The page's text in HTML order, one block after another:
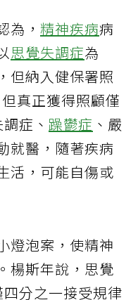
為， 精神疾病病
思覺失調症為
但納入健保署照
真正獲得照顧僅
症、 躁鬱症 、嚴
就醫，隨著疾病
活，可能自傷或
燈泡案，使精神
楊斯年說，思覺
分之一接受規律